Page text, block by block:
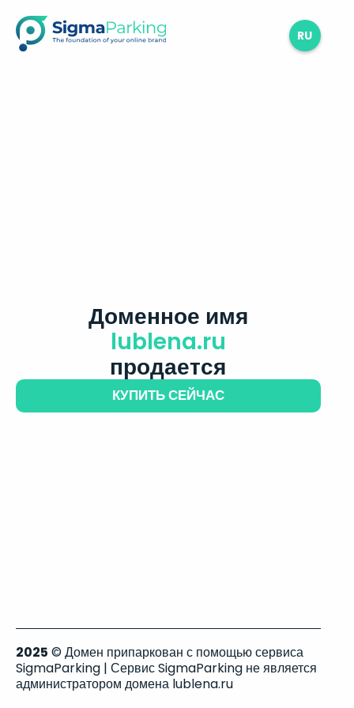
RU
Доменное имя
lublena.ru
продается
КУПИТЬ СЕЙЧАС
2025 © Домен припаркован с помощью сервиса
SigmaParking | Сервис SigmaParking не является
администратором домена lublena.ru